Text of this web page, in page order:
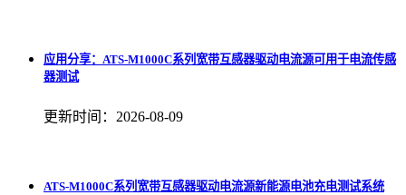
应用分享：ATS-M1000C系列宽带互感器驱动电流源可用于电流传感
器测试
更新时间：2026-08-09
ATS-M1000C系列宽带互感器驱动电流源新能源电池充电测试系统